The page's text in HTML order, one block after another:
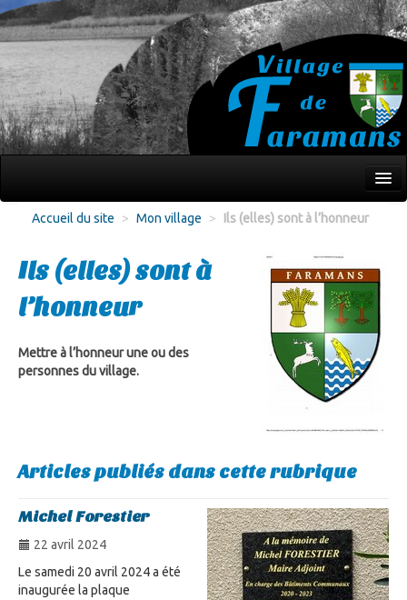
Culture Loisirs
Associations
Environnement
Accueil du site > Mon village > Ils (elles) sont à l’honneur
Ils (elles) sont à
l’honneur
Mettre à l’honneur une ou des
personnes du village.
Articles publiés dans cette rubrique
Michel Forestier
22 avril 2024
Le samedi 20 avril 2024 a été
inaugurée la plaque